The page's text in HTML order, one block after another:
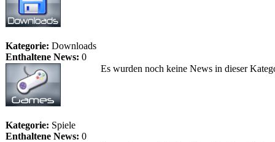
Kategorie: Downloads
Enthaltene News: 0
Kategorie: Spiele
Enthaltene News: 0
Es wurden noch keine News in dieser